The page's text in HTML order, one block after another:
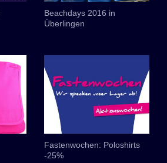
Beachdays 2016 in
Überlingen
Fastenwochen: Poloshirts
-25%